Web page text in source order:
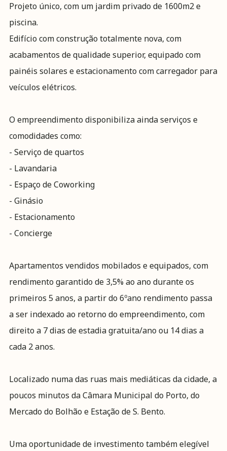
Projeto único, com um jardim privado de 1600m2 e
piscina.
Edifício com construção totalmente nova, com
acabamentos de qualidade superior, equipado com
painéis solares e estacionamento com carregador para
veículos elétricos.
O empreendimento disponibiliza ainda serviços e
comodidades como:
- Serviço de quartos
- Lavandaria
- Espaço de Coworking
- Ginásio
- Estacionamento
- Concierge
Apartamentos vendidos mobilados e equipados, com
rendimento garantido de 3,5% ao ano durante os
primeiros 5 anos, a partir do 6ºano rendimento passa
a ser indexado ao retorno do empreendimento, com
direito a 7 dias de estadia gratuita/ano ou 14 dias a
cada 2 anos.
Localizado numa das ruas mais mediáticas da cidade, a
poucos minutos da Câmara Municipal do Porto, do
Mercado do Bolhão e Estação de S. Bento.
Uma oportunidade de investimento também elegível